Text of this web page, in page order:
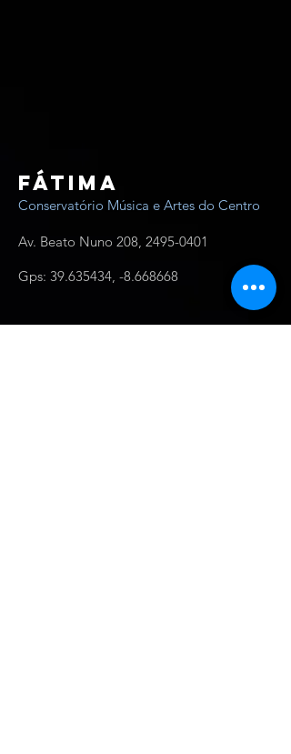
Fátima
Conservatório Música e Artes do Centro
Av. Beato Nuno 208, 2495-0401
Gps: 39.635434, -8.668668